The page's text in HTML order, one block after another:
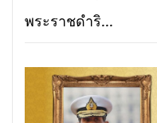
พระราชดำริ...